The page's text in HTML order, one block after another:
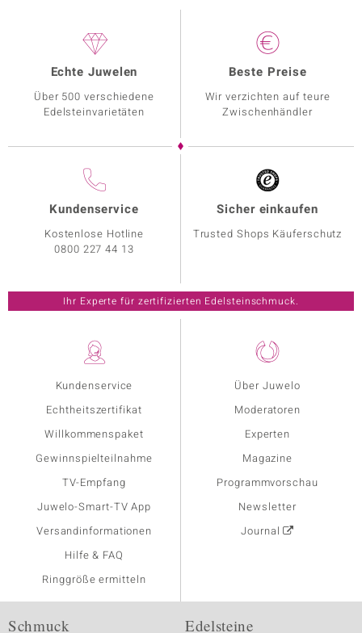
Kundenservice
Echtheitszertifikat
Willkommenspaket
Gewinnspielteilnahme
TV-Empfang
Juwelo-Smart-TV App
Versandinformationen
Hilfe & FAQ
Ringgröße ermitteln
Über Juwelo
Moderatoren
Experten
Magazine
Programmvorschau
Newsletter
Journal
Echte Juwelen
Über 500 verschiedene
Edelsteinvarietäten
Beste Preise
Wir verzichten auf teure
Zwischenhändler
Kundenservice
Kostenlose Hotline
0800 227 44 13
Sicher einkaufen
Trusted Shops Käuferschutz
Ihr Experte für zertifizierten Edelsteinschmuck.
Schmuck Edelsteine